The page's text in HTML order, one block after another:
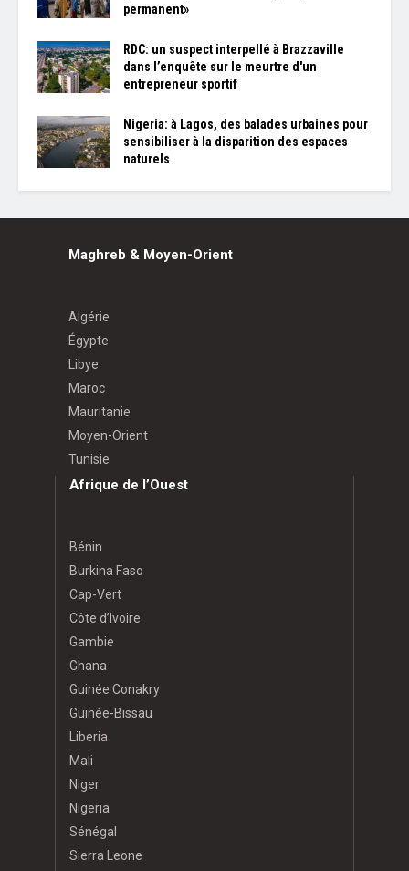
permanent»
RDC: un suspect interpellé à Brazzaville
dans l’enquête sur le meurtre d'un
entrepreneur sportif
Nigeria: à Lagos, des balades urbaines pour
sensibiliser à la disparition des espaces
naturels
Maghreb & Moyen-Orient
Algérie
Égypte
Libye
Maroc
Mauritanie
Moyen-Orient
Tunisie
Afrique de l’Ouest
Bénin
Burkina Faso
Cap-Vert
Côte d’Ivoire
Gambie
Ghana
Guinée Conakry
Guinée-Bissau
Liberia
Mali
Niger
Nigeria
Sénégal
Sierra Leone